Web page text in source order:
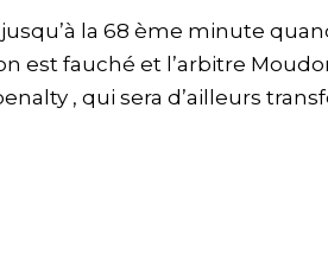
la 68 ème minute
est fauché et l’arbitre
, qui sera d’ailleurs